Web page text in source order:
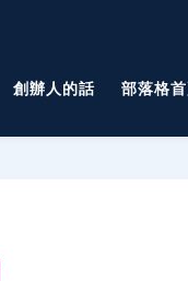
創辦人的話 部落格